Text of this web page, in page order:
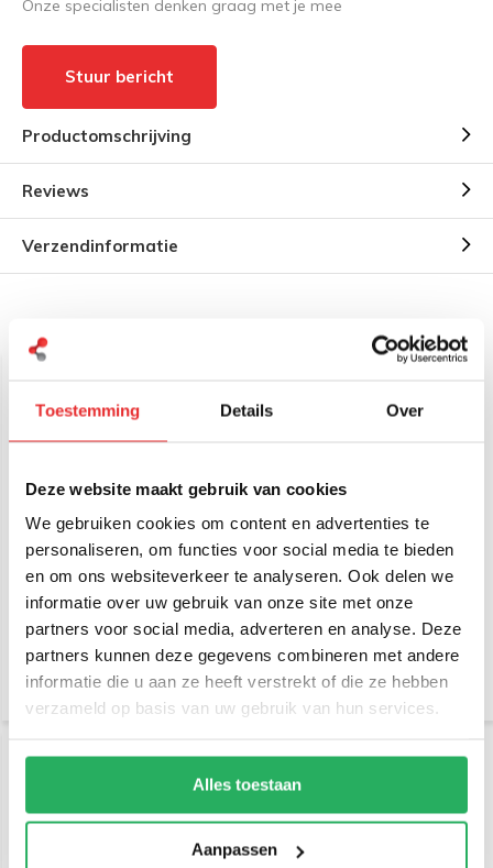
Toestemming Details Over
Deze website maakt gebruik van cookies
We gebruiken cookies om content en advertenties te
personaliseren, om functies voor social media te bieden
en om ons websiteverkeer te analyseren. Ook delen we
informatie over uw gebruik van onze site met onze
partners voor social media, adverteren en analyse. Deze
partners kunnen deze gegevens combineren met andere
informatie die u aan ze heeft verstrekt of die ze hebben
verzameld op basis van uw gebruik van hun services.
Alles toestaan
Aanpassen
Onze specialisten denken graag met je mee
Stuur bericht
Productomschrijving
Reviews
Verzendinformatie
Gerelateerde producten
RAM Mount Small Tough-
Claw™ B-Kogel RAP-B-
400U
€ 46,95Incl. btw
€ 38,80 Excl. btw
RAM Mount Torque™ 28-
38 mm diameter
Stangbevestiging B-kogel
RAM-B-408-112-15U
€ 34,95 Incl. btw
€ 28,88 Excl. btw